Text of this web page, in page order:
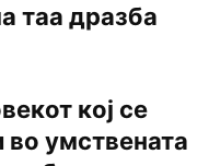
таа дразба
кој се
умствената